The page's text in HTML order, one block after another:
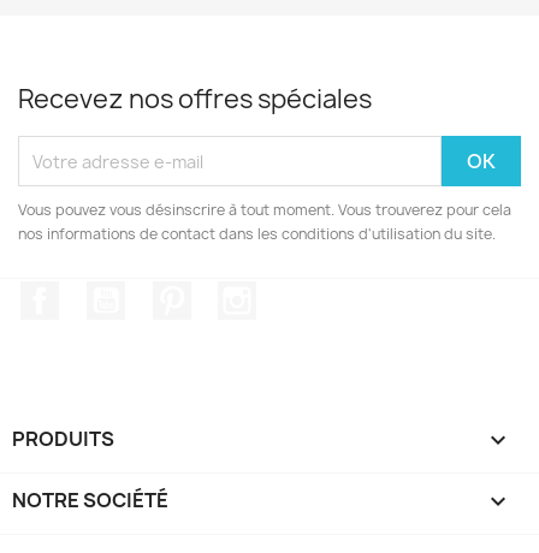
Recevez nos offres spéciales
Vous pouvez vous désinscrire à tout moment. Vous trouverez pour cela
nos informations de contact dans les conditions d'utilisation du site.
PRODUITS 
NOTRE SOCIÉTÉ 